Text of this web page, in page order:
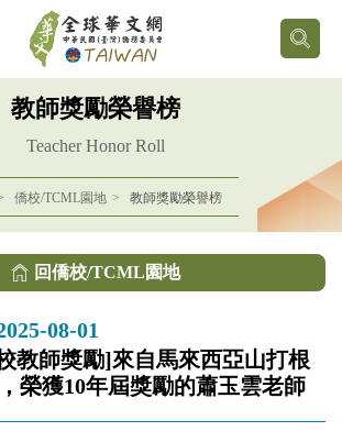
教師獎勵榮譽榜
Teacher Honor Roll
僑校/TCML園地 教師獎勵榮譽榜
回僑校/TCML園地
08-01
教師獎勵]來自馬來西亞山打根
榮獲10年屆獎勵的蕭玉雲老師